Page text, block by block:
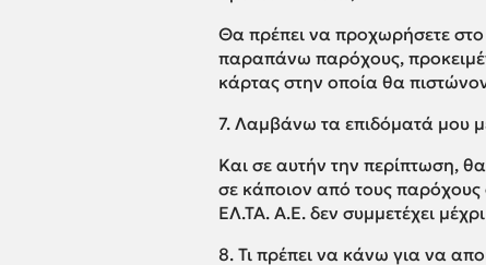
Θα πρέπει να προχωρήσετε
παραπάνω παρόχους,
κάρτας στην οποία θα
7. Λαμβάνω τα επιδόματά μου
Και σε αυτήν την περίπτωση,
σε κάποιον από τους
ΕΛ.ΤΑ. Α.Ε. δεν συμμετέχει
8. Τι πρέπει να κάνω για να